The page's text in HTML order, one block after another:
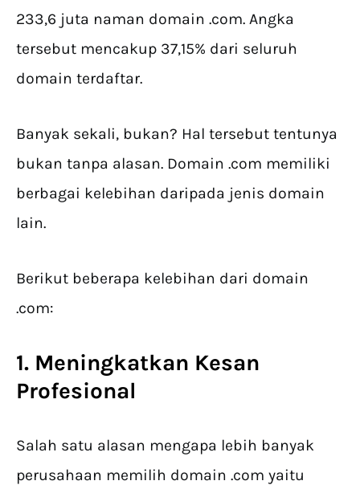
233,6 juta naman domain .com. Angka
tersebut mencakup 37,15% dari seluruh
domain terdaftar.
Banyak sekali, bukan? Hal tersebut tentunya
bukan tanpa alasan. Domain .com memiliki
berbagai kelebihan daripada jenis domain
lain.
Berikut beberapa kelebihan dari domain
.com:
1. Meningkatkan Kesan
Profesional
Salah satu alasan mengapa lebih banyak
perusahaan memilih domain .com yaitu